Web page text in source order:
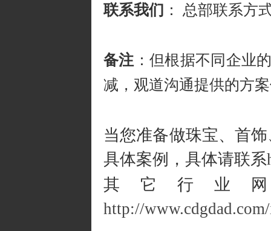
联系我们 ： 总部联系方
备注 ：但根据不同企业
减，观道沟通提供的方
当您准备做珠宝、首
具体案例，具体请联系
其它行业
http://